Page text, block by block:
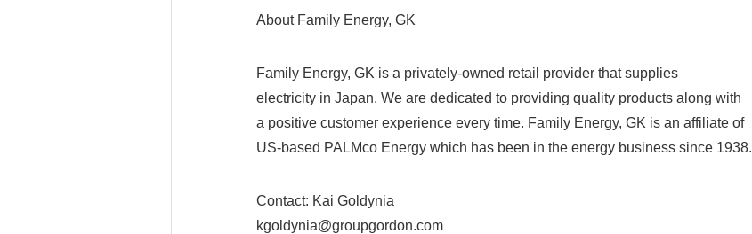
About Family Energy, GK
Family Energy, GK is a privately-owned retail provider that supplies
electricity in Japan. We are dedicated to providing quality products along with
a positive customer experience every time. Family Energy, GK is an affiliate of
US-based PALMco Energy which has been in the energy business since 1938.
Contact: Kai Goldynia
kgoldynia@groupgordon.com